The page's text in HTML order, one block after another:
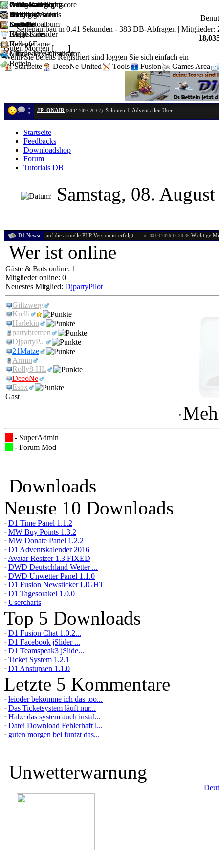
Seitenaufbau in 0.41 Sekunden - 383 DB-Abfragen | Mitglieder:
Guten Morgen [
]
Wenn Sie bereits Registriert sind loggen Sie sich einfach ein
Startseite
DeeoNe United Tools Fusion Games Area
Artikel
D1 Job Rewards
Kontakt
Downloadshop
Forum
Youtube
News Kategorie
Weblinks
Suche
FAQ
Hall of Fame
Mitglieder Statistiken
Geldgame Hightscore
Mahjong
Sudoku
Hightscores
Witze-Sammlung
Anzeige Markt
User-Fotoalbum
Event Kalender
Rezepte
Glitzer-Text-Generator
Betteln
Partnerseiten
Partner werden
Link Us
JP_ONAIR (30.11.2025 20:07): Schönen 1. Advent allen User
Startseite
Feedbacks
Downloadshop
Forum
Tutorials DB
Samstag, 08.
D1 News:
auf die aktuelle PHP Version ist erfolgt. 08.03.2026 16:50:36Wichtige Mitteilung:
Wer ist online
Gäste & Bots online: 1
Mitglieder online: 0
Neuestes Mitglied: DjpartyPilot
Giftzwerg
Krelli
Harlekin
partybremen
DjpartyP...
21Matze
Armin
Rolly8-HL
DeeoNe
Esox
Gast
- SuperAdmin
- Forum Mod
Downloads
Neuste 10 Downloads
· D1 Time Panel 1.1.2
· MW Buy Points 1.3.2
· MW Donate Panel 1.2.2
· D1 Adventskalender 2016
· Avatar Resizer 1.3 FIXED
· DWD Deutschland Wetter ...
· DWD Unwetter Panel 1.1.0
· D1 Fusion Newsticker LIGHT
· D1 Tagesorakel 1.0.0
· Usercharts
Top 5 Downloads
· D1 Fusion Chat 1.0.2...
· D1 Facebook jSlider ...
· D1 Teamspeak3 jSlide...
· Ticket System 1.2.1
· D1 Anstupsen 1.1.0
Letzte 5 Kommentare
· leioder bekomme ich das too...
· Das Ticketsystem läuft nur...
· Habe das system auch instal...
· Datei Download Fehlerhaft l...
· guten morgen bei funtzt das...
Unwetterwarnung